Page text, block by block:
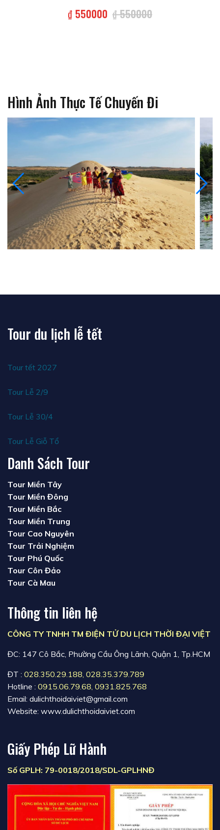
₫ 550000 ₫ 550000
Hình Ảnh Thực Tế Chuyến Đi
Tour du lịch lễ tết
Tour tết 2027
Tour Lễ 2/9
Tour Lễ 30/4
Tour Lễ Giỗ Tổ
Danh Sách Tour
Tour Miền Tây
Tour Miền Đông
Tour Miền Bắc
Tour Miền Trung
Tour Cao Nguyên
Tour Trải Nghiệm
Tour Phú Quốc
Tour Côn Đảo
Tour Cà Mau
Thông tin liên hệ
CÔNG TY TNHH TM ĐIỆN TỬ DU LỊCH THỜI ĐẠI VIỆT
ĐC: 147 Cô Bắc, Phường Cầu Ông Lãnh, Quận 1, Tp.HCM
ĐT : 028.350.29.188 028.35.379.789
Hotline : 0915.06.79.68 0931.825.768
Email: dulichthoidaiviet@gmail.com
Website: www.dulichthoidaiviet.com
Giấy Phép Lữ Hành
Số GPLH: 79-0018/2018/SDL-GPLHNĐ